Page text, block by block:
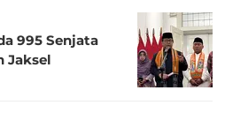
Jaksel